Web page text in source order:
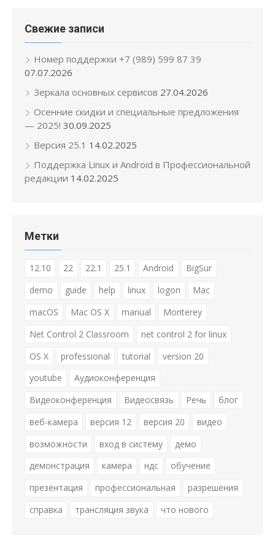
Свежие записи
Номер поддержки +7 (989) 599 87 39
07.07.2026
Зеркала основных сервисов 27.04.2026
Осенние скидки и специальные предложения
— 2025! 30.09.2025
Версия 25.1 14.02.2025
Поддержка Linux и Android в Профессиональной
редакции 14.02.2025
Метки
12.10 22 22.1 25.1 Android
BigSur
demo
guide help linux logon
Mac
macOS
Mac OS X manual
Monterey
Net Control 2 Classroom
net control 2 for linux
OS X
professional tutorial
version 20
youtube
Аудиоконференция
Видеоконференция
Видеосвязь Речь
блог
веб-камера
версия 12 версия 20
видео
возможности
вход в систему
демо
демонстрация
камера ндс
обучение
презентация
профессиональная
разрешения
справка
трансляция звука что нового